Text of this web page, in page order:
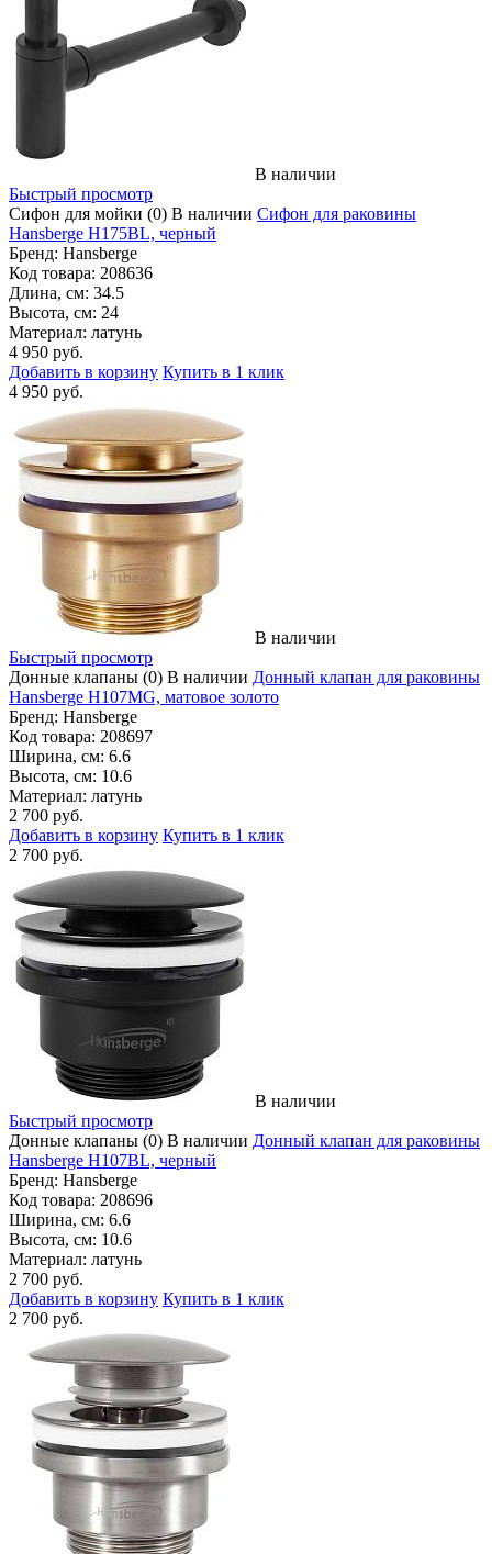
В наличии
Быстрый просмотр
Сифон для мойки (0) В наличии Сифон для раковины
Hansberge H175BL, черный
Бренд: Hansberge
Код товара: 208636
Длина, см: 34.5
Высота, см: 24
Материал: латунь
4 950 руб.
Добавить в корзину Купить в 1 клик
4 950 руб.
В наличии
Быстрый просмотр
Донные клапаны (0) В наличии Донный клапан для раковины
Hansberge H107MG, матовое золото
Бренд: Hansberge
Код товара: 208697
Ширина, см: 6.6
Высота, см: 10.6
Материал: латунь
2 700 руб.
Добавить в корзину Купить в 1 клик
2 700 руб.
В наличии
Быстрый просмотр
Донные клапаны (0) В наличии Донный клапан для раковины
Hansberge H107BL, черный
Бренд: Hansberge
Код товара: 208696
Ширина, см: 6.6
Высота, см: 10.6
Материал: латунь
2 700 руб.
Добавить в корзину Купить в 1 клик
2 700 руб.